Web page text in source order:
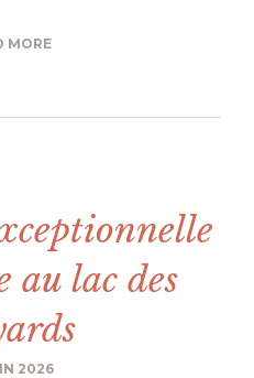
MORE
au lac des
2026